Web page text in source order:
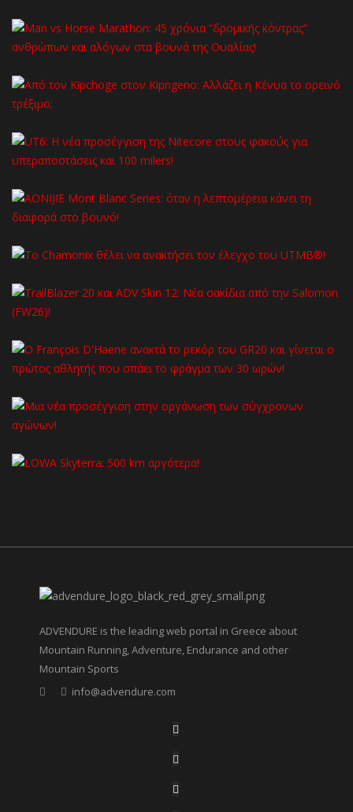
ADVENDURE is the leading web portal in Greece about
Mountain Running, Adventure, Endurance and other
Mountain Sports
info@advendure.com